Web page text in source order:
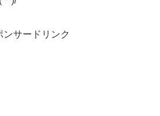
ンサードリンク